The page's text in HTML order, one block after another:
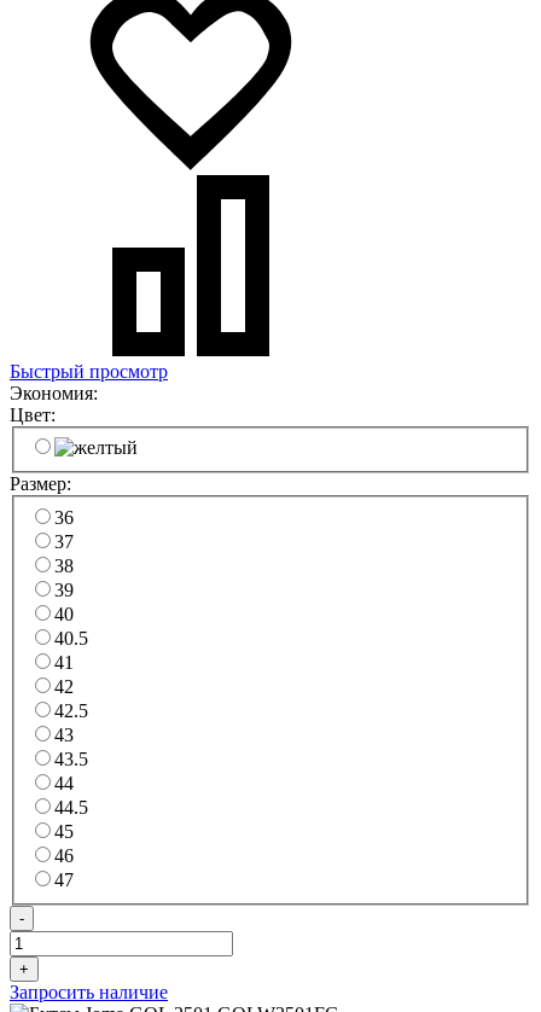
Быстрый просмотр
Экономия:
Цвет:
Размер:
36
37
38
39
40
40.5
41
42
42.5
43
43.5
44
44.5
45
46
47
-
+
Запросить наличие